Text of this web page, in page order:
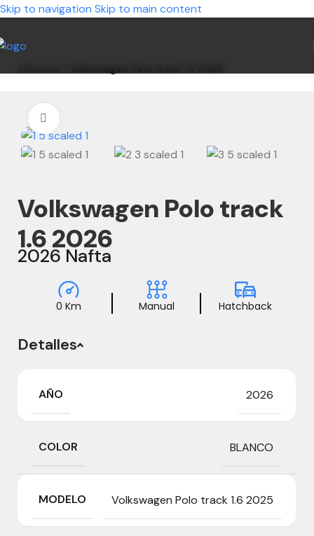
Skip to navigation Skip to main content
Volkswagen Polo track 1.6 2026
Volkswagen Polo track
1.6 2026
2026 Nafta
0 Km Manual Hatchback
Detalles
AÑO 2026
COLOR BLANCO
MODELO Volkswagen Polo track 1.6 2025